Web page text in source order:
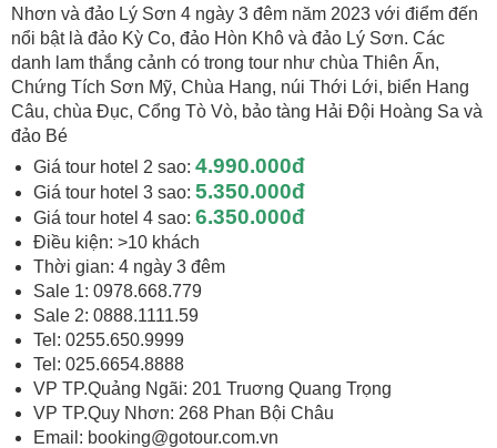
Nhơn và đảo Lý Sơn 4 ngày 3 đêm năm 2023 với điểm đến
nổi bật là đảo Kỳ Co, đảo Hòn Khô và đảo Lý Sơn. Các
danh lam thắng cảnh có trong tour như chùa Thiên Ấn,
Chứng Tích Sơn Mỹ, Chùa Hang, núi Thới Lới, biển Hang
Câu, chùa Đục, Cổng Tò Vò, bảo tàng Hải Đội Hoàng Sa và
đảo Bé
Giá tour hotel 2 sao: 4.990.000đ
Giá tour hotel 3 sao: 5.350.000đ
Giá tour hotel 4 sao: 6.350.000đ
Điều kiện: >10 khách
Thời gian: 4 ngày 3 đêm
Sale 1: 0978.668.779
Sale 2: 0888.1111.59
Tel: 0255.650.9999
Tel: 025.6654.8888
VP TP.Quảng Ngãi: 201 Truơng Quang Trọng
VP TP.Quy Nhơn: 268 Phan Bội Châu
Email: booking@gotour.com.vn